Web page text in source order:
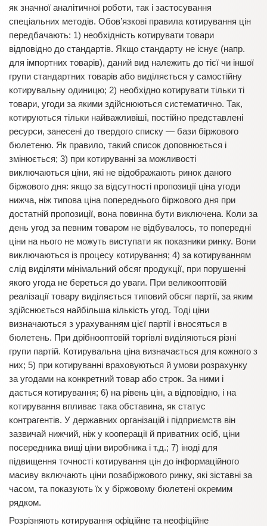
як значної аналітичної роботи, так і застосування
спеціальних методів. Обов’язкові правила котирування цін
передбачають: 1) необхідність котирувати товари
відповідно до стандартів. Якщо стандарту не існує (напр.
для імпортних товарів), даний вид належить до тієї чи іншої
групи стандартних товарів або виділяється у самостійну
котирувальну одиницю; 2) необхідно котирувати тільки ті
товари, угоди за якими здійснюються систематично. Так,
котируються тільки найважливіші, постійно представлені
ресурси, занесені до твердого списку — бази біржового
бюлетеню. Як правило, такий список доповнюється і
змінюється; 3) при котируванні за можливості
виключаються ціни, які не відображають ринок даного
біржового дня: якщо за відсутності пропозиції ціна угоди
нижча, ніж типова ціна попереднього біржового дня при
достатній пропозиції, вона повинна бути виключена. Коли за
день угод за певним товаром не відбувалось, то попередні
ціни на нього не можуть виступати як показники ринку. Вони
виключаються із процесу котирування; 4) за котируванням
слід виділяти мінімальний обсяг продукції, при порушенні
якого угода не береться до уваги. При великооптовій
реалізації товару виділяється типовий обсяг партії, за яким
здійснюється найбільша кількість угод. Тоді ціни
визначаються з урахуванням цієї партії і вносяться в
бюлетень. При дрібнооптовій торгівлі виділяються різні
групи партій. Котирувальна ціна визначається для кожного з
них; 5) при котируванні враховуються й умови розрахунку
за угодами на конкретний товар або строк. За ними і
дається котирування; 6) на рівень цін, а відповідно, і на
котирування впливає така обставина, як статус
контрагентів. У державних організацій і підприємств він
зазвичай нижчий, ніж у кооперації й приватних осіб, ціни
посередника вищі ціни виробника і т.д.; 7) іноді для
підвищення точності котирування цін до інформаційного
масиву включають ціни позабіржового ринку, які зіставні за
часом, та показують їх у біржовому бюлетені окремим
рядком.
Розрізняють котирування офіційне та неофіційне